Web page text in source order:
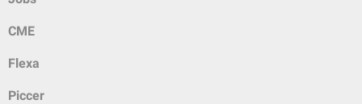
CME
Flexa
Piccer